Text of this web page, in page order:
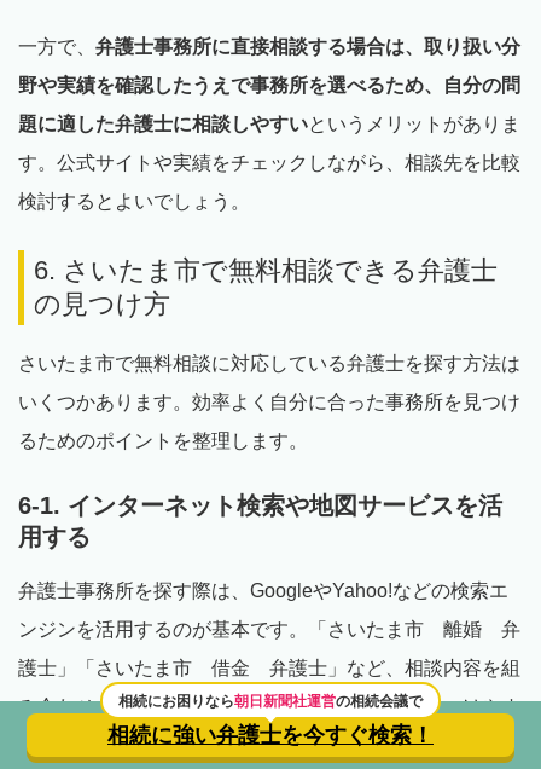
一方で、 弁護士事務所に直接相談する場合は、取り扱い分
野や実績を確認したうえで事務所を選べるため、自分の問
題に適した弁護士に相談しやすいというメリットがありま
す。公式サイトや実績をチェックしながら、相談先を比較
検討するとよいでしょう。
6. さいたま市で無料相談できる弁護士
の見つけ方
さいたま市で無料相談に対応している弁護士を探す方法は
いくつかあります。効率よく自分に合った事務所を見つけ
るためのポイントを整理します。
6-1. インターネット検索や地図サービスを活
用する
弁護士事務所を探す際は、GoogleやYahoo!などの検索エ
ンジンを活用するのが基本です。「さいたま市 離婚 弁
護士」「さいたま市 借金 弁護士」など、相談内容を組
み合わせて検索すると、目的に合った事務所を見つけやす
くなります。
相続にお困りなら朝日新聞社運営の相続会議で
相続に強い弁護士を今すぐ検索！